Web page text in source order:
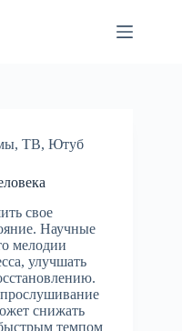
, ТВ, Ютуб
свое
Научные
мелодии
улучшать
снижать
темпом